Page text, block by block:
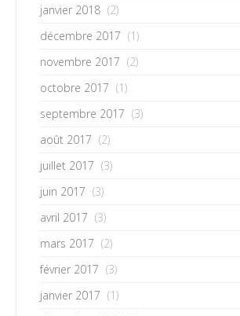
janvier 2018 (2)
décembre 2017 (1)
novembre 2017 (2)
octobre 2017 (1)
septembre 2017 (3)
août 2017 (2)
juillet 2017 (3)
juin 2017 (3)
avril 2017 (3)
mars 2017 (2)
février 2017 (3)
janvier 2017 (1)